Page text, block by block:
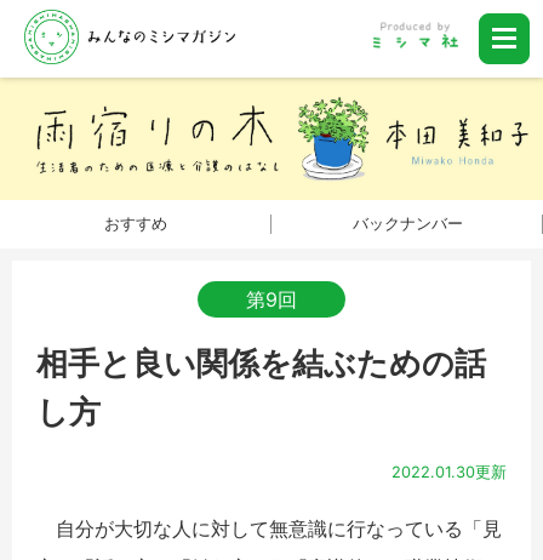
おすすめ バックナンバー
第9回
相手と良い関係を結ぶための話
し方
2022.01.30更新
自分が大切な人に対して無意識に行なっている「見